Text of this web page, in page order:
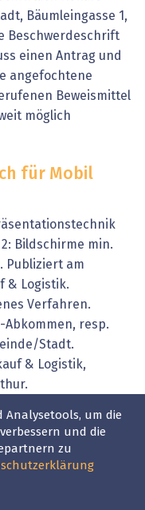
Bäumleingasse 1,
Beschwerdeschrift
einen Antrag und
angefochtene
Beweismittel
möglich
für Mobil
Bildschirme min.
Publiziert am
& Logistik.
Verfahren.
Abkommen, resp.
Stadt.
& Logistik,
AG.
360'077 CHF.
Nr.2. Lot
Tage. Gegen diese
Analysetools, um die
und die
zu